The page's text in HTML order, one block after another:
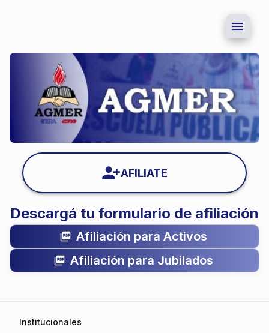
AFILIATE
Descargá tu formulario de afiliación
Afiliación para Activos
Afiliación para Jubilados
Institucionales